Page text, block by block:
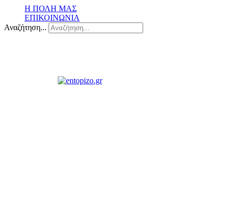
Η ΠΟΛΗ ΜΑΣ
ΕΠΙΚΟΙΝΩΝΙΑ
Αναζήτηση...